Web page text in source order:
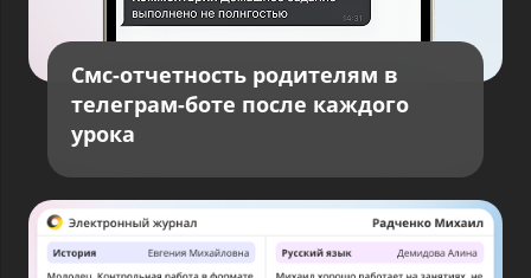
Смс-отчетность родителям в
телеграм-боте после каждого
урока